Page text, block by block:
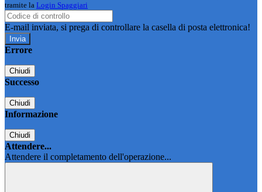
tramite la Login Spaggiari
E-mail inviata, si prega di controllare la casella di posta elettronica!
Errore
Chiudi
Successo
Chiudi
Informazione
Chiudi
Attendere...
Attendere il completamento dell'operazione...